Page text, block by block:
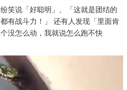
笑说「好聪明」、「这就是团结的
有战斗力！」 还有人发现「里面肯
没怎么动，我就说怎么跑不快